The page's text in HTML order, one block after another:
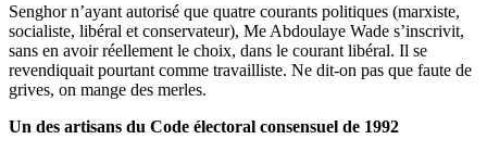
Senghor n’ayant autorisé que quatre courants politiques (marxiste,
socialiste, libéral et conservateur), Me Abdoulaye Wade s’inscrivit,
sans en avoir réellement le choix, dans le courant libéral. Il se
revendiquait pourtant comme travailliste. Ne dit-on pas que faute de
grives, on mange des merles.
Un des artisans du Code électoral consensuel de 1992